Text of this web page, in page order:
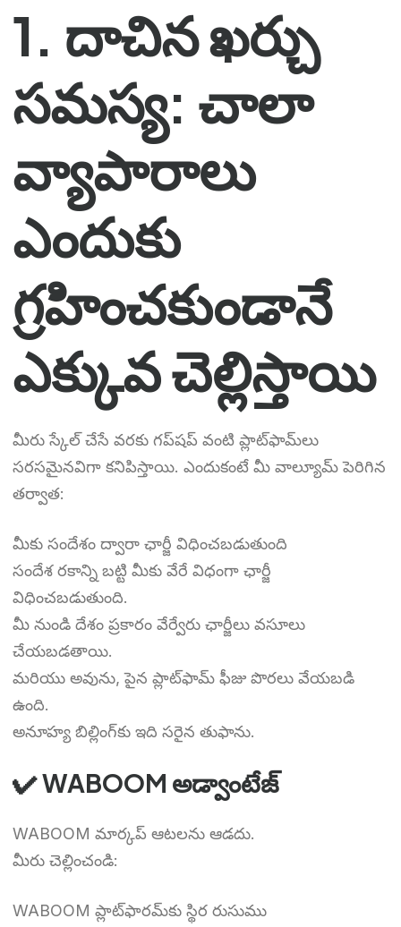
1. దాచిన ఖర్చు
సమస్య: చాలా
వ్యాపారాలు
ఎందుకు
గ్రహించకుండానే
ఎక్కువ చెల్లిస్తాయి
మీరు స్కేల్ చేసే వరకు గప్‌షప్ వంటి ప్లాట్‌ఫామ్‌లు
సరసమైనవిగా కనిపిస్తాయి. ఎందుకంటే మీ వాల్యూమ్ పెరిగిన
తర్వాత:
మీకు సందేశం ద్వారా ఛార్జీ విధించబడుతుంది
సందేశ రకాన్ని బట్టి మీకు వేరే విధంగా ఛార్జీ
విధించబడుతుంది.
మీ నుండి దేశం ప్రకారం వేర్వేరు ఛార్జీలు వసూలు
చేయబడతాయి.
మరియు అవును, పైన ప్లాట్‌ఫామ్ ఫీజు పొరలు వేయబడి
ఉంది.
అనూహ్య బిల్లింగ్‌కు ఇది సరైన తుఫాను.
✔ WABOOM అడ్వాంటేజ్
WABOOM మార్కప్ ఆటలను ఆడదు.
మీరు చెల్లించండి:
WABOOM ప్లాట్‌ఫారమ్‌కు స్థిర రుసుము